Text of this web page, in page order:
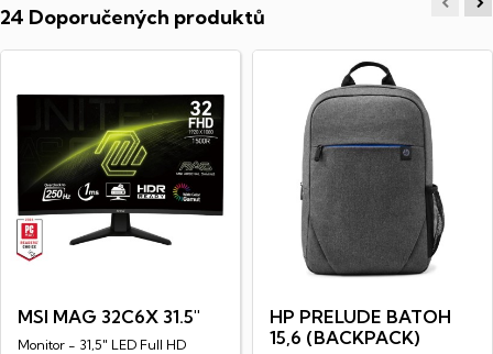
24 Doporučených produktů
MSI MAG 32C6X 31.5"
Monitor - 31,5" LED Full HD
HP PRELUDE BATOH
15,6 (BACKPACK)